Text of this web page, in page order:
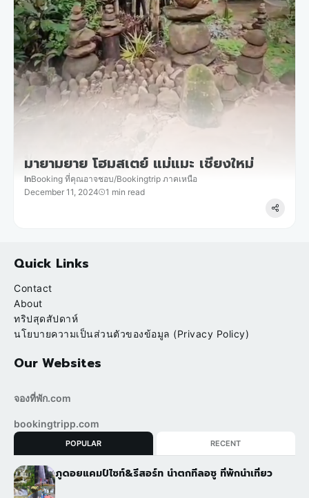
มายามยาย โฮมสเตย์ แม่แมะ เชียงใหม่
InBooking ที่คุณอาจชอบ/Bookingtrip ภาคเหนือ
December 11, 2024
1 min read
Quick Links
Contact
About
ทริปสุดสัปดาห์
นโยบายความเป็นส่วนตัวของข้อมูล (Privacy Policy)
Our Websites
จองที่พัก.com
bookingtripp.com
POPULAR RECENT
ภูดอยแคมป์ไซท์&รีสอร์ท น้ำตกทีลอซู ที่พักนำเที่ยว